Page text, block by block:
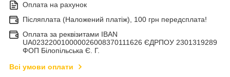
Оплата на рахунок
Післяплата (Наложений платіж), 100 грн передсплата!
Оплата за реквізитами IBAN
UA023220010000026008370111626 ЄДРПОУ 2301319289
ФОП Білопільська Є. Г.
Всі умови оплати